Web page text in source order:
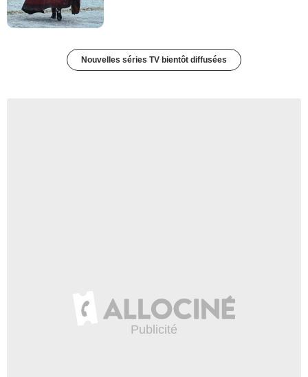
Nouvelles séries TV bientôt diffusées